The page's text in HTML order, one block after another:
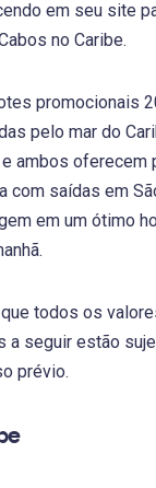
em seu site
no Caribe.
promocionais
pelo mar do
ambos oferecem
com saídas em
em um ótimo
todos os
a seguir estão
prévio.